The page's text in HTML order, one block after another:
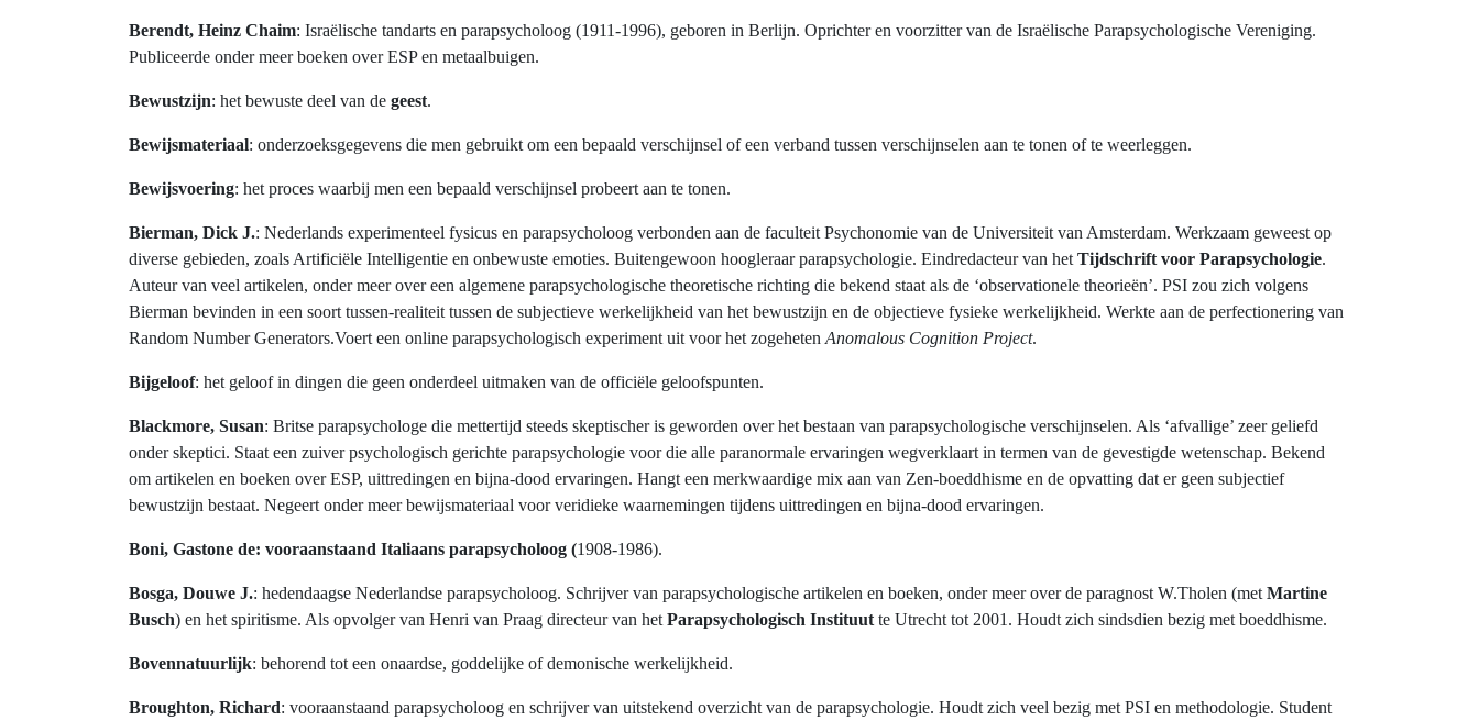
Berendt, Heinz Chaim: Israëlische tandarts en parapsycholoog (1911-1996), geboren in Berlijn. Oprichter en voorzitter van de Israëlische Parapsychologische Vereniging.
Publiceerde onder meer boeken over ESP en metaalbuigen.
Bewustzijn: het bewuste deel van de geest.
Bewijsmateriaal: onderzoeksgegevens die men gebruikt om een bepaald verschijnsel of een verband tussen verschijnselen aan te tonen of te weerleggen.
Bewijsvoering: het proces waarbij men een bepaald verschijnsel probeert aan te tonen.
Bierman, Dick J.: Nederlands experimenteel fysicus en parapsycholoog verbonden aan de faculteit Psychonomie van de Universiteit van Amsterdam. Werkzaam geweest op
diverse gebieden, zoals Artificiële Intelligentie en onbewuste emoties. Buitengewoon hoogleraar parapsychologie. Eindredacteur van het Tijdschrift voor Parapsychologie.
Auteur van veel artikelen, onder meer over een algemene parapsychologische theoretische richting die bekend staat als de ‘observationele theorieën’. PSI zou zich volgens
Bierman bevinden in een soort tussen-realiteit tussen de subjectieve werkelijkheid van het bewustzijn en de objectieve fysieke werkelijkheid. Werkte aan de perfectionering van
Random Number Generators.Voert een online parapsychologisch experiment uit voor het zogeheten Anomalous Cognition Project.
Bijgeloof: het geloof in dingen die geen onderdeel uitmaken van de officiële geloofspunten.
Blackmore, Susan: Britse parapsychologe die mettertijd steeds skeptischer is geworden over het bestaan van parapsychologische verschijnselen. Als ‘afvallige’ zeer geliefd
onder skeptici. Staat een zuiver psychologisch gerichte parapsychologie voor die alle paranormale ervaringen wegverklaart in termen van de gevestigde wetenschap. Bekend
om artikelen en boeken over ESP, uittredingen en bijna-dood ervaringen. Hangt een merkwaardige mix aan van Zen-boeddhisme en de opvatting dat er geen subjectief
bewustzijn bestaat. Negeert onder meer bewijsmateriaal voor veridieke waarnemingen tijdens uittredingen en bijna-dood ervaringen.
Boni, Gastone de: vooraanstaand Italiaans parapsycholoog (1908-1986).
Bosga, Douwe J.: hedendaagse Nederlandse parapsycholoog. Schrijver van parapsychologische artikelen en boeken, onder meer over de paragnost W.Tholen (met Martine
Busch) en het spiritisme. Als opvolger van Henri van Praag directeur van het Parapsychologisch Instituut te Utrecht tot 2001. Houdt zich sindsdien bezig met boeddhisme.
Bovennatuurlijk: behorend tot een onaardse, goddelijke of demonische werkelijkheid.
Broughton, Richard: vooraanstaand parapsycholoog en schrijver van uitstekend overzicht van de parapsychologie. Houdt zich veel bezig met PSI en methodologie. Student